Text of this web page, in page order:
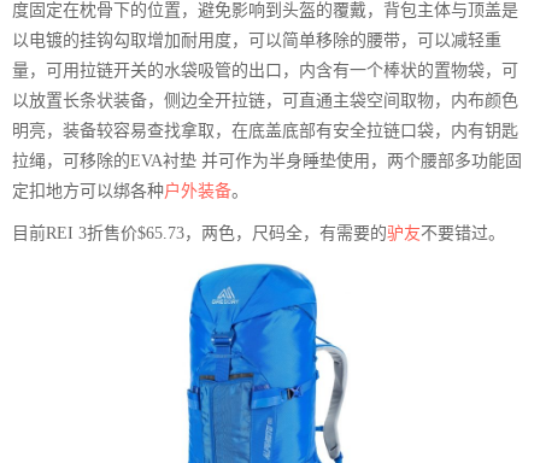
度固定在枕骨下的位置，避免影响到头盔的覆戴，背包主体与顶盖是
以电镀的挂钩勾取增加耐用度，可以简单移除的腰带，可以减轻重
量，可用拉链开关的水袋吸管的出口，内含有一个棒状的置物袋，可
以放置长条状装备，侧边全开拉链，可直通主袋空间取物，内布颜色
明亮，装备较容易查找拿取，在底盖底部有安全拉链口袋，内有钥匙
拉绳，可移除的EVA衬垫 并可作为半身睡垫使用，两个腰部多功能固
定扣地方可以绑各种户外装备。
目前REI 3折售价$65.73，两色，尺码全，有需要的驴友不要错过。